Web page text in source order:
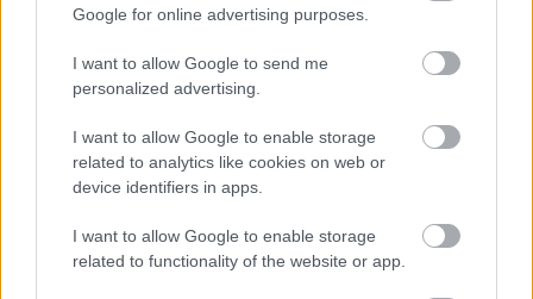
Google for online advertising purposes.
I want to allow Google to send me
personalized advertising.
I want to allow Google to enable storage
related to analytics like cookies on web or
device identifiers in apps.
I want to allow Google to enable storage
related to functionality of the website or app.